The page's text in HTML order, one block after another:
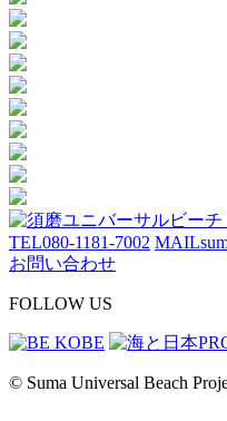
TEL080-1181-7002 MAIL
お問い合わせ
FOLLOW US
© Suma Universal Beach